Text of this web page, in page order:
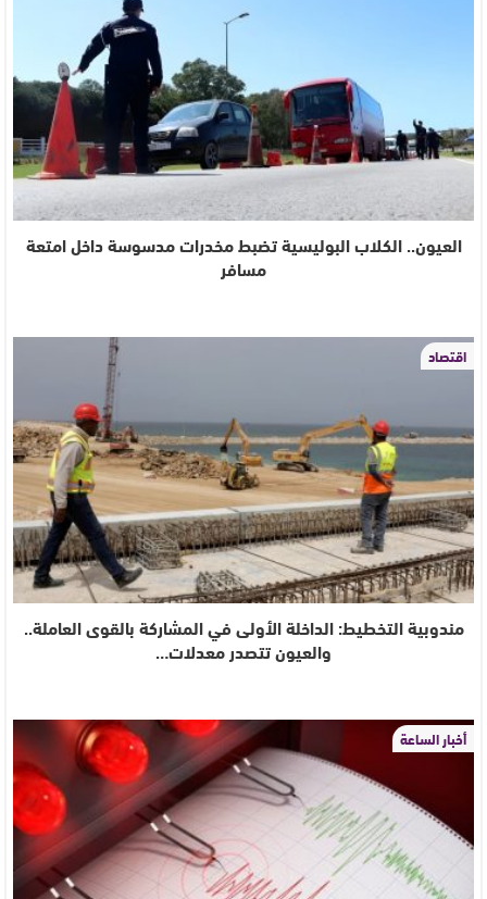
العيون.. الكلاب البوليسية تضبط مخدرات مدسوسة داخل امتعة
مسافر
اقتصاد
مندوبية التخطيط: الداخلة الأولى في المشاركة بالقوى العاملة..
والعيون تتصدر معدلات…
أخبار الساعة